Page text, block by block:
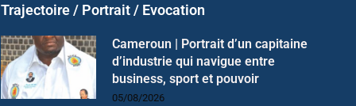
Trajectoire / Portrait / Evocation
Cameroun | Portrait d’un capitaine
d’industrie qui navigue entre
business, sport et pouvoir
05/08/2026